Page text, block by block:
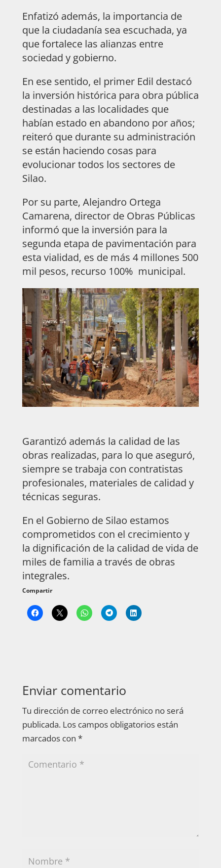
Enfatizó además, la importancia de
que la ciudadanía sea escuchada, ya
que fortalece las alianzas entre
sociedad y gobierno.
En ese sentido, el primer Edil destacó
la inversión histórica para obra pública
destinadas a las localidades que
habían estado en abandono por años;
reiteró que durante su administración
se están haciendo cosas para
evolucionar todos los sectores de
Silao.
Por su parte, Alejandro Ortega
Camarena, director de Obras Públicas
informó que la inversión para la
segunda etapa de pavimentación para
esta vialidad, es de más 4 millones 500
mil pesos, recurso 100% municipal.
Garantizó además la calidad de las
obras realizadas, para lo que aseguró,
siempre se trabaja con contratistas
profesionales, materiales de calidad y
técnicas seguras.
En el Gobierno de Silao estamos
comprometidos con el crecimiento y
la dignificación de la calidad de vida de
miles de familia a través de obras
integrales.
Compartir
Enviar comentario
Tu dirección de correo electrónico no será
publicada. Los campos obligatorios están
marcados con *